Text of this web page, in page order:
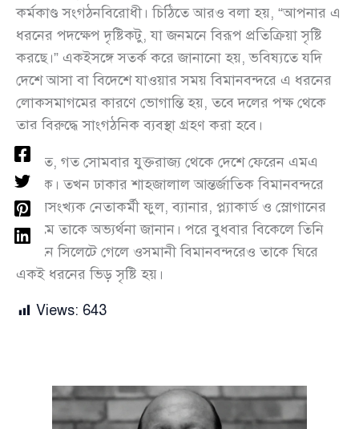
কর্মকাণ্ড সংগঠনবিরোধী। চিঠিতে আরও বলা হয়, “আপনার এ
ধরনের পদক্ষেপ দৃষ্টিকটু, যা জনমনে বিরূপ প্রতিক্রিয়া সৃষ্টি
করছে।” একইসঙ্গে সতর্ক করে জানানো হয়, ভবিষ্যতে যদি
দেশে আসা বা বিদেশে যাওয়ার সময় বিমানবন্দরে এ ধরনের
লোকসমাগমের কারণে ভোগান্তি হয়, তবে দলের পক্ষ থেকে
তার বিরুদ্ধে সাংগঠনিক ব্যবস্থা গ্রহণ করা হবে।
প্রসঙ্গত, গত সোমবার যুক্তরাজ্য থেকে দেশে ফেরেন এমএ
মালিক। তখন ঢাকার শাহজালাল আন্তর্জাতিক বিমানবন্দরে
বিপুলসংখ্যক নেতাকর্মী ফুল, ব্যানার, প্ল্যাকার্ড ও স্লোগানের
মাধ্যমে তাকে অভ্যর্থনা জানান। পরে বুধবার বিকেলে তিনি
বিমানে সিলেটে গেলে ওসমানী বিমানবন্দরেও তাকে ঘিরে
একই ধরনের ভিড় সৃষ্টি হয়।
Views: 643